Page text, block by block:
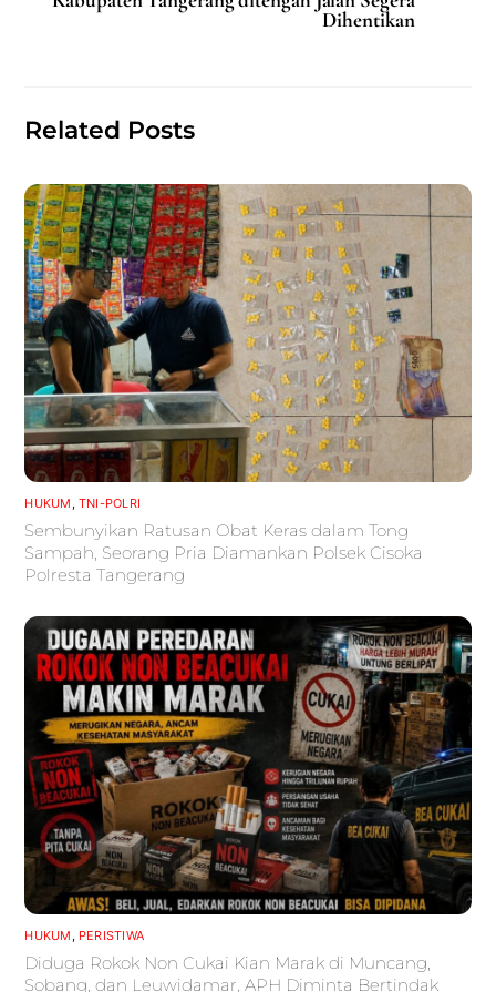
o
p
Dihentikan
Related Posts
HUKUM , TNI-POLRI
Sembunyikan Ratusan Obat Keras dalam Tong
Sampah, Seorang Pria Diamankan Polsek Cisoka
Polresta Tangerang
HUKUM , PERISTIWA
Diduga Rokok Non Cukai Kian Marak di Muncang,
Sobang, dan Leuwidamar, APH Diminta Bertindak